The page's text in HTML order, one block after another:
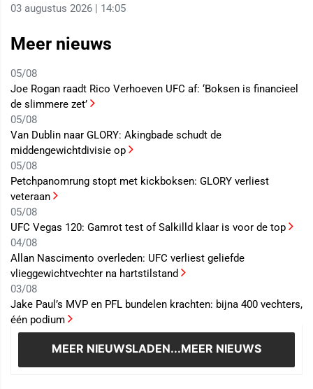
03 augustus 2026 | 14:05
Meer nieuws
05/08
Joe Rogan raadt Rico Verhoeven UFC af: ‘Boksen is financieel
de slimmere zet’
05/08
Van Dublin naar GLORY: Akingbade schudt de
middengewichtdivisie op
05/08
Petchpanomrung stopt met kickboksen: GLORY verliest
veteraan
05/08
UFC Vegas 120: Gamrot test of Salkilld klaar is voor de top
04/08
Allan Nascimento overleden: UFC verliest geliefde
vlieggewichtvechter na hartstilstand
03/08
Jake Paul’s MVP en PFL bundelen krachten: bijna 400 vechters,
één podium
MEER NIEUWSLADEN...MEER NIEUWS